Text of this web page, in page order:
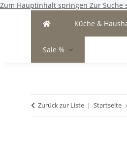
Zum Hauptinhalt springen Zur Suche
Küche &
Sale %
Zurück zur Liste Startseite